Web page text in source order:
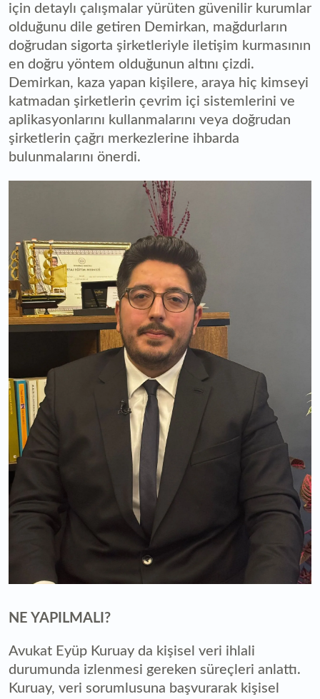
için detaylı çalışmalar yürüten güvenilir kurumlar
olduğunu dile getiren Demirkan, mağdurların
doğrudan sigorta şirketleriyle iletişim kurmasının
en doğru yöntem olduğunun altını çizdi.
Demirkan, kaza yapan kişilere, araya hiç kimseyi
katmadan şirketlerin çevrim içi sistemlerini ve
aplikasyonlarını kullanmalarını veya doğrudan
şirketlerin çağrı merkezlerine ihbarda
bulunmalarını önerdi.
NE YAPILMALI?
Avukat Eyüp Kuruay da kişisel veri ihlali
durumunda izlenmesi gereken süreçleri anlattı.
Kuruay, veri sorumlusuna başvurarak kişisel